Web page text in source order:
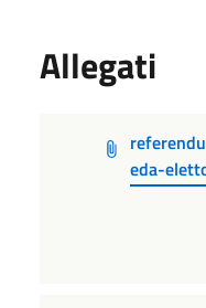
Allegati
eda-